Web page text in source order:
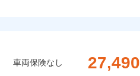
車両保険なし 27,490